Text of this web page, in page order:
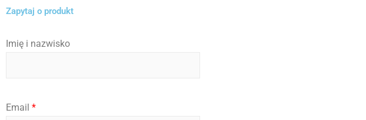
Zapytaj o produkt
Imię i nazwisko
i
I
Email *